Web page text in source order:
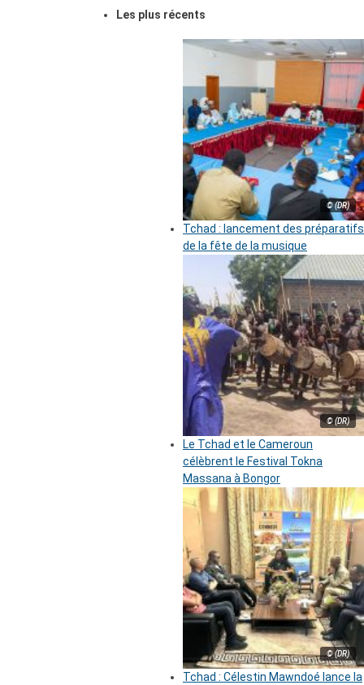
Les plus récents
© (DR)
Tchad : lancement des préparatifs
de la fête de la musique
© (DR)
Le Tchad et le Cameroun
célèbrent le Festival Tokna
Massana à Bongor
© (DR)
Tchad : Célestin Mawndoé lance la